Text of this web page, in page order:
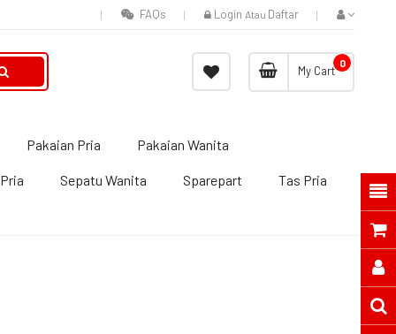
FAQs Login Atau Daftar
My Cart
0
Pakaian Pria Pakaian Wanita
Sepatu Wanita Sparepart Tas Pria